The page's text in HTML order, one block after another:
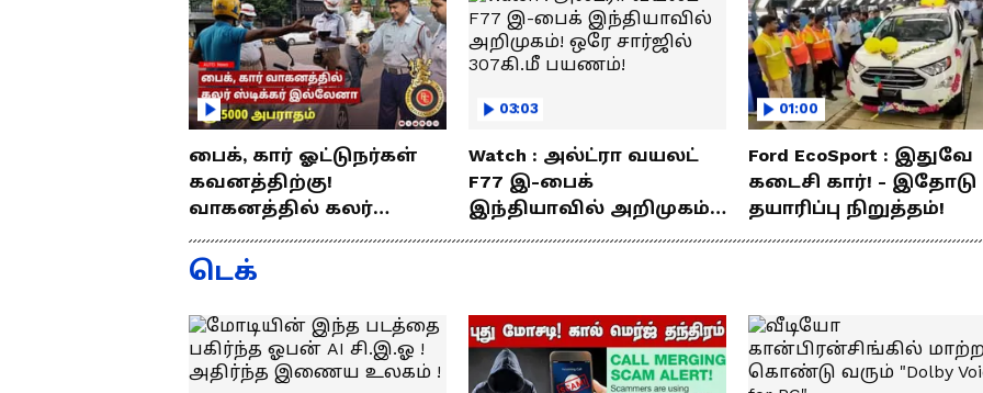
பைக், கார் ஓட்டுநர்கள்
கவனத்திற்கு!
வாகனத்தில் கலர்
ஸ்டிக்கர் இல்லேனா
ரூ.5000 அபராதம் !
03:03
Watch : அல்ட்ரா வயலட்
F77 இ-பைக்
இந்தியாவில் அறிமுகம்!
ஒரே சார்ஜில் 307கி.மீ
01:00
Ford EcoSport : இதுவே
கடைசி கார்! - இதோடு
தயாரிப்பு நிறுத்தம்!
டெக்